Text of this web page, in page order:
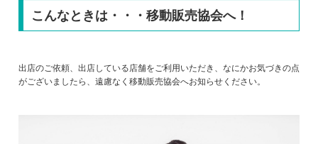
こんなときは・・・移動販売協会へ！
出店のご依頼、出店している店舗をご利用いただき、なにかお気づきの点
がございましたら、遠慮なく移動販売協会へお知らせください。